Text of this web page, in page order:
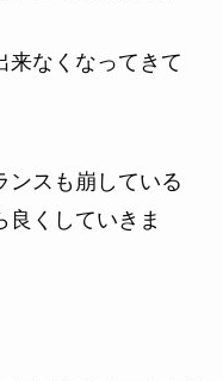
来なくなってきて
ンスも崩している
良くしていきま